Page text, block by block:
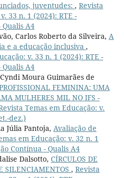
juventudes: , Revista
33 n. 1 (2024): RTE -
A4
Carlos Roberto da Silveira, A
e a educação inclusiva ,
v. 33 n. 1 (2024): RTE -
A4
Moura Guimarães de
FEMININA: UMA
MULHERES MIL NO IFS -
Temas em Educação: v.
dez.)
Júlia Pantoja, Avaliação de
em Educação: v. 32 n. 1
Contínua - Qualis A4
Dalsotto, CÍRCULOS DE
SILENCIAMENTOS , Revista